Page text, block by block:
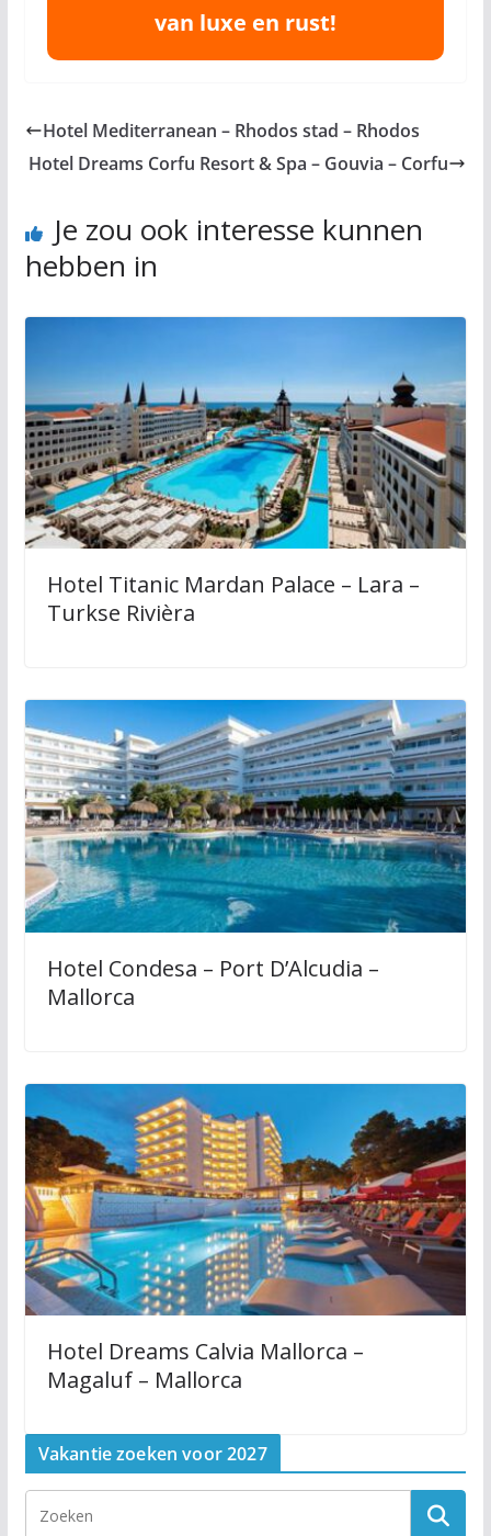
van luxe en rust!
Hotel Mediterranean – Rhodos stad – Rhodos
Hotel Dreams Corfu Resort & Spa – Gouvia – Corfu
Je zou ook interesse kunnen
hebben in
Hotel Titanic Mardan Palace – Lara –
Turkse Rivièra
Hotel Condesa – Port D’Alcudia –
Mallorca
Hotel Dreams Calvia Mallorca –
Magaluf – Mallorca
Vakantie zoeken voor 2027